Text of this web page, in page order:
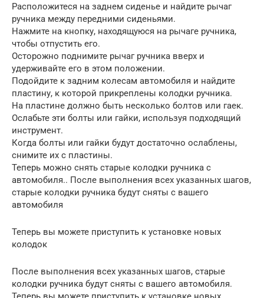
Расположитеся на заднем сиденье и найдите рычаг
ручника между передними сиденьями.
Нажмите на кнопку, находящуюся на рычаге ручника,
чтобы отпустить его.
Осторожно поднимите рычаг ручника вверх и
удерживайте его в этом положении.
Подойдите к задним колесам автомобиля и найдите
пластину, к которой прикреплены колодки ручника.
На пластине должно быть несколько болтов или гаек.
Ослабьте эти болты или гайки, используя подходящий
инструмент.
Когда болты или гайки будут достаточно ослаблены,
снимите их с пластины.
Теперь можно снять старые колодки ручника с
автомобиля.. После выполнения всех указанных шагов,
старые колодки ручника будут сняты с вашего
автомобиля
Теперь вы можете приступить к установке новых
колодок
После выполнения всех указанных шагов, старые
колодки ручника будут сняты с вашего автомобиля.